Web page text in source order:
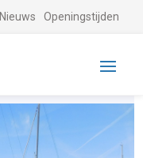
Nieuws Openingstijden